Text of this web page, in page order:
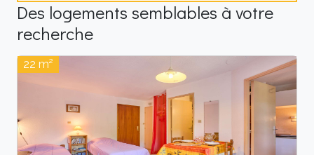
Des logements semblables à votre
recherche
22 m²